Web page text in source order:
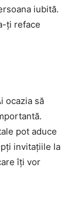
iubită.
ți reface
ocazia să
pot aduce
invitațiile la
îți vor